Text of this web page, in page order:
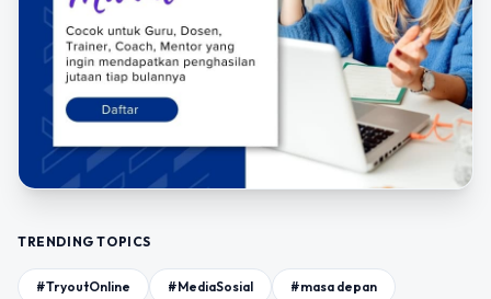
TRENDING TOPICS
#TryoutOnline #MediaSosial #masa depan